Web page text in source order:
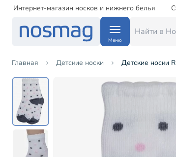
Интернет-магазин носков и нижнего белья
Меню
Главная Детские носки Детские носки